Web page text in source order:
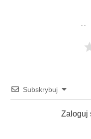
Subskrybuj
Zaloguj